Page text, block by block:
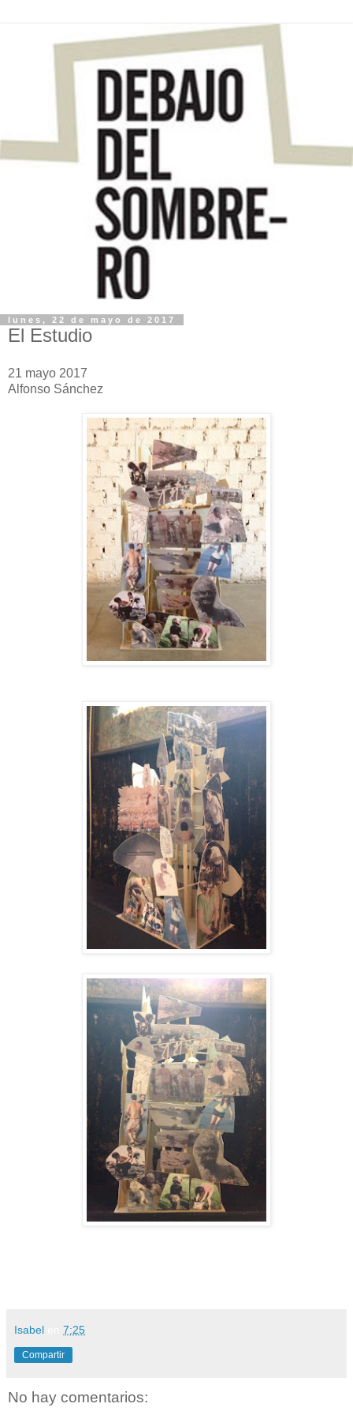
lunes, 22 de mayo de 2017
El Estudio
21 mayo 2017
Alfonso Sánchez
Isabel 7:25
Compartir
No hay comentarios: